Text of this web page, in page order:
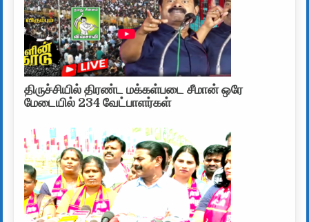
திருச்சியில் திரண்ட மக்கள்படை சீமான் ஒரே
மேடையில் 234 வேட்பாளர்கள்